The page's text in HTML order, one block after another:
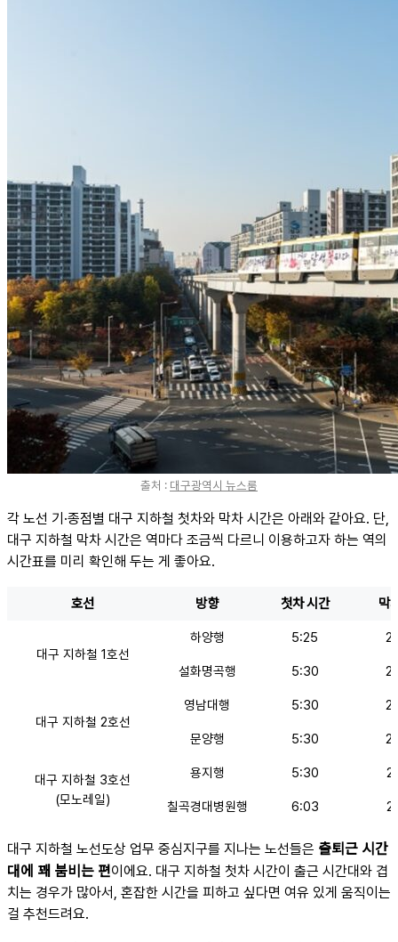
출처 : 대구광역시 뉴스룸
각 노선 기·종점별 대구 지하철 첫차와 막차 시간은 아래와 같아요. 단,
대구 지하철 막차 시간은 역마다 조금씩 다르니 이용하고자 하는 역의
시간표를 미리 확인해 두는 게 좋아요.
호선 방향 첫차 시간 막
대구 지하철 1호선
하양행 5:25
설화명곡행 5:30
대구 지하철 2호선
영남대행 5:30
문양행 5:30
대구 지하철 3호선
(모노레일)
용지행 5:30
칠곡경대병원행 6:03
대구 지하철 노선도상 업무 중심지구를 지나는 노선들은 출퇴근 시간
대에 꽤 붐비는 편이에요. 대구 지하철 첫차 시간이 출근 시간대와 겹
치는 경우가 많아서, 혼잡한 시간을 피하고 싶다면 여유 있게 움직이는
걸 추천드려요.